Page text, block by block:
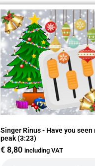
Singer Rinus - Have you seen
peak (3:23)
€ 8,80 including VAT